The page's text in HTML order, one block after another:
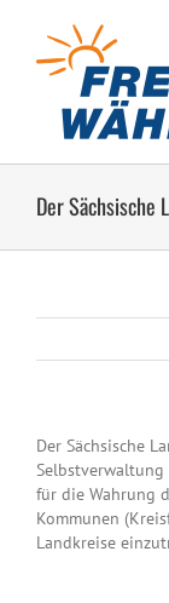
springen
Der Sächsische
Der Sächsische
für die Wahrung
Kommunen
Landkreise